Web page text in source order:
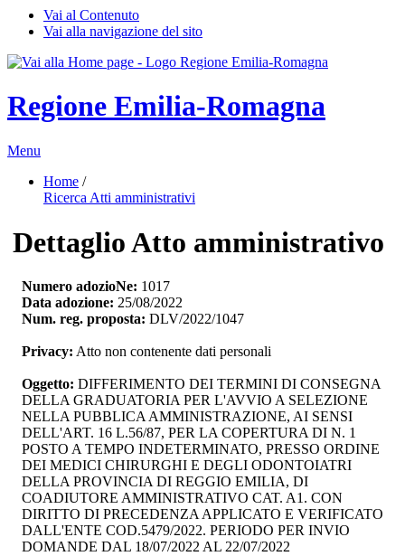
Vai al Contenuto
Vai alla navigazione del sito
Regione Emilia-Romagna
Menu
Home /
Ricerca Atti amministrativi
Dettaglio Atto amministrativo
Numero adozioNe: 1017
Data adozione: 25/08/2022
Num. reg. proposta: DLV/2022/1047
Privacy: Atto non contenente dati personali
Oggetto: DIFFERIMENTO DEI TERMINI DI CONSEGNA
DELLA GRADUATORIA PER L'AVVIO A SELEZIONE
NELLA PUBBLICA AMMINISTRAZIONE, AI SENSI
DELL'ART. 16 L.56/87, PER LA COPERTURA DI N. 1
POSTO A TEMPO INDETERMINATO, PRESSO ORDINE
DEI MEDICI CHIRURGHI E DEGLI ODONTOIATRI
DELLA PROVINCIA DI REGGIO EMILIA, DI
COADIUTORE AMMINISTRATIVO CAT. A1. CON
DIRITTO DI PRECEDENZA APPLICATO E VERIFICATO
DALL'ENTE COD.5479/2022. PERIODO PER INVIO
DOMANDE DAL 18/07/2022 AL 22/07/2022